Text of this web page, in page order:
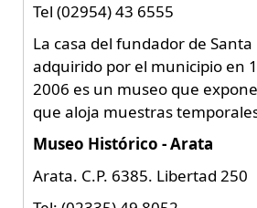
Tel (02954) 43 6555
La casa del fundador de
adquirido por el municipio en
2006 es un museo que
que aloja muestras
Museo Histórico - Arata
Arata. C.P. 6385. Libertad 250